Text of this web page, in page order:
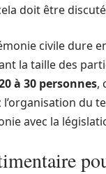
doit être
civile dure
la taille des
à 30 personnes,
l’organisation du
avec la